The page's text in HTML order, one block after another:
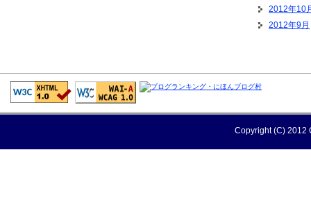
2012年10
2012年9月
Copyright (C) 2012